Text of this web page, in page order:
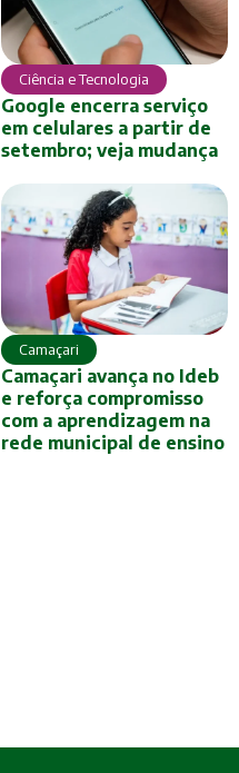
Ciência e Tecnologia
Google encerra serviço
em celulares a partir de
setembro; veja mudança
Camaçari
Camaçari avança no Ideb
e reforça compromisso
com a aprendizagem na
rede municipal de ensino